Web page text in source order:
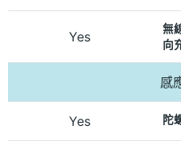
Yes
無
向
感
Yes 陀